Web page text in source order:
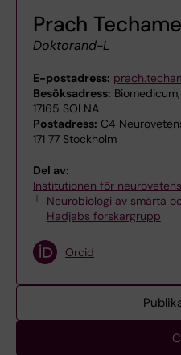
Prach
Doktorand-L
E-postadress:
Besöksadress:
17165 SOLNA
Postadress: C4
171 77 Stockholm
Del av:
Institutionen för
Neurobiologi av smärta
Hadjabs forskargrupp
Orcid